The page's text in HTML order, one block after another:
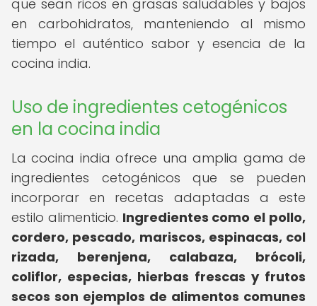
que sean ricos en grasas saludables y bajos
en carbohidratos, manteniendo al mismo
tiempo el auténtico sabor y esencia de la
cocina india.
Uso de ingredientes cetogénicos
en la cocina india
La cocina india ofrece una amplia gama de
ingredientes cetogénicos que se pueden
incorporar en recetas adaptadas a este
estilo alimenticio. Ingredientes como el pollo,
cordero, pescado, mariscos, espinacas, col
rizada, berenjena, calabaza, brócoli,
coliflor, especias, hierbas frescas y frutos
secos son ejemplos de alimentos comunes